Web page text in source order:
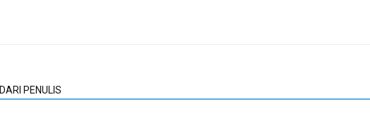
DARI PENULIS